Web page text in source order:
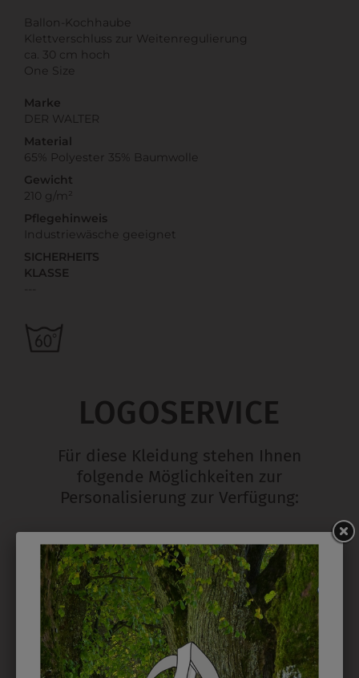
Ballon-Kochhaube
Klettverschluss zur Weitenregulierung
ca. 30 cm hoch
One Size
Marke
DER WALTER
Material
65% Polyester 35% Baumwolle
Gewicht
210 g/m²
Pflegehinweis
Industriewäsche geeignet
SICHERHEITS
KLASSE
LOGOSERVICE
Für diese Kleidung stehen Ihnen
folgende Möglichkeiten zur
Personalisierung zur Verfügung:
STICK
Ab 1 Stück möglich in vielen Farben. 5mm ist
Mindesthöhe bei einem Schriftzug. Für Logos und
Namen optimal. Waschbar bis zu 95°C.